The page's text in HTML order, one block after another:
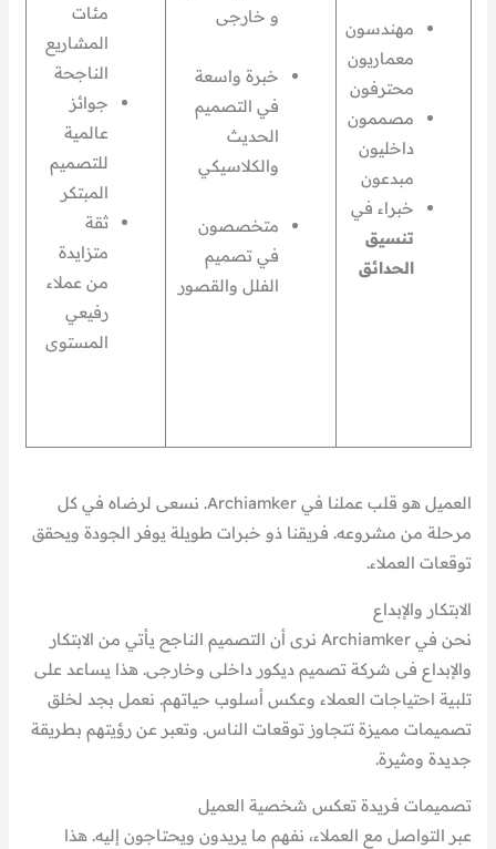
مهندسون
معماريون
محترفون
مصممون
داخليون
مبدعون
خبراء في
تنسيق
الحدائق
و خارجى
خبرة واسعة
في التصميم
الحديث
والكلاسيكي
متخصصون
في تصميم
الفلل والقصور
مئات
المشاريع
الناجحة
جوائز
عالمية
للتصميم
المبتكر
ثقة
متزايدة
من عملاء
رفيعي
المستوى
العميل هو قلب عملنا في Archiamker. نسعى لرضاه في كل
مرحلة من مشروعه. فريقنا ذو خبرات طويلة يوفر الجودة ويحقق
توقعات العملاء.
الابتكار والإبداع
نحن في Archiamker نرى أن التصميم الناجح يأتي من الابتكار
والإبداع فى شركة تصميم ديكور داخلى وخارجى. هذا يساعد على
تلبية احتياجات العملاء وعكس أسلوب حياتهم. نعمل بجد لخلق
تصميمات مميزة تتجاوز توقعات الناس. وتعبر عن رؤيتهم بطريقة
جديدة ومثيرة.
تصميمات فريدة تعكس شخصية العميل
عبر التواصل مع العملاء، نفهم ما يريدون ويحتاجون إليه. هذا